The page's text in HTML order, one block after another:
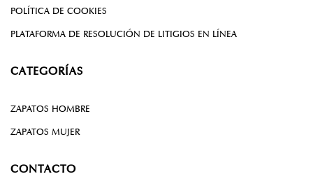
POLÍTICA DE COOKIES
PLATAFORMA DE RESOLUCIÓN DE LITIGIOS EN LÍNEA
CATEGORÍAS
ZAPATOS HOMBRE
ZAPATOS MUJER
CONTACTO